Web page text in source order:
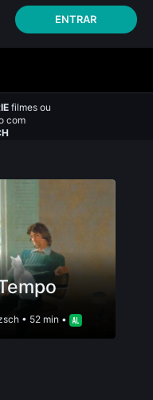
ENTRAR
filmes ou
com
• 52 min •